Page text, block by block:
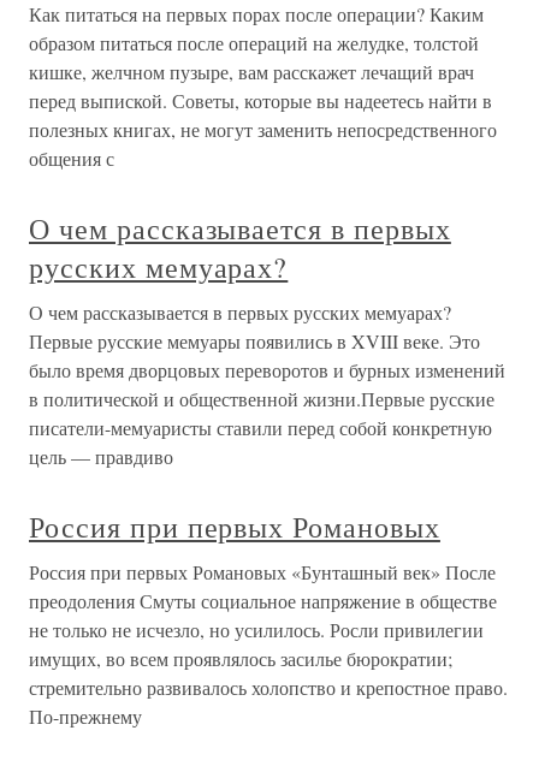
Как питаться на первых порах после операции? Каким
образом питаться после операций на желудке, толстой
кишке, желчном пузыре, вам расскажет лечащий врач
перед выпиской. Советы, которые вы надеетесь найти в
полезных книгах, не могут заменить непосредственного
общения с
О чем рассказывается в первых
русских мемуарах?
О чем рассказывается в первых русских мемуарах?
Первые русские мемуары появились в XVIII веке. Это
было время дворцовых переворотов и бурных изменений
в политической и общественной жизни.Первые русские
писатели-мемуаристы ставили перед собой конкретную
цель — правдиво
Россия при первых Романовых
Россия при первых Романовых «Бунташный век» После
преодоления Смуты социальное напряжение в обществе
не только не исчезло, но усилилось. Росли привилегии
имущих, во всем проявлялось засилье бюрократии;
стремительно развивалось холопство и крепостное право.
По-прежнему